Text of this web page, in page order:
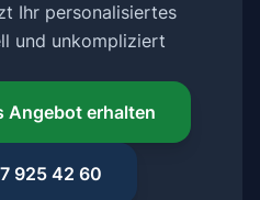
Ihr personalisiertes
und unkompliziert
Angebot erhalten
925 42 60